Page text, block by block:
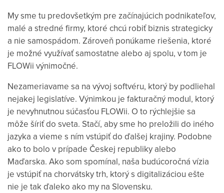
My sme tu predovšetkým pre začínajúcich podnikateľov,
malé a stredné firmy, ktoré chcú robiť biznis strategicky
a nie samospádom. Zároveň ponúkame riešenia, ktoré
je možné využívať samostatne alebo aj spolu, v tom je
FLOWii výnimočné.
Nezameriavame sa na vývoj softvéru, ktorý by podliehal
nejakej legislatíve. Výnimkou je fakturačný modul, ktorý
je nevyhnutnou súčasťou FLOWii. O to rýchlejšie sa
môže šíriť do sveta. Stačí, aby sme ho preložili do iného
jazyka a vieme s ním vstúpiť do ďalšej krajiny. Podobne
ako to bolo v prípade Českej republiky alebo
Maďarska. Ako som spomínal, naša budúcoročná vízia
je vstúpiť na chorvátsky trh, ktorý s digitalizáciou ešte
nie je tak ďaleko ako my na Slovensku.